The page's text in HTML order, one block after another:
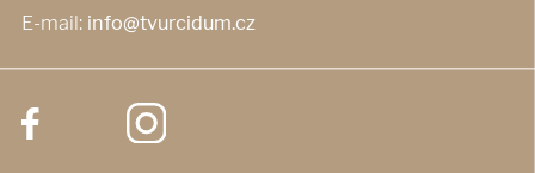
E-mail: info@tvurcidum.cz